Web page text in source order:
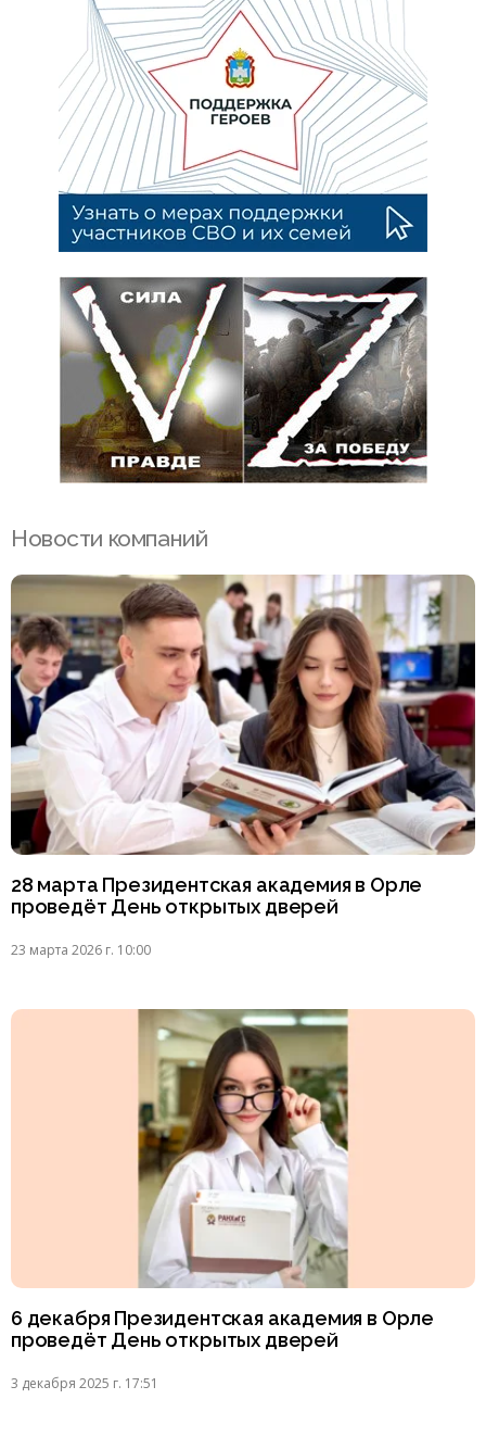
Новости компаний
28 марта Президентская академия в Орле
проведёт День открытых дверей
23 марта 2026 г. 10:00
6 декабря Президентская академия в Орле
проведёт День открытых дверей
3 декабря 2025 г. 17:51